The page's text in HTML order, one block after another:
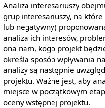
Analiza interesariuszy
grup interesariuszy, na
lub negatywny)
analiza ich interesów,
ona nam, kogo projekt
określa sposób wpływania
analizy są następnie
projektu. Ważne jest, aby
miejsce w początkowym
oceny wstępnej projektu.